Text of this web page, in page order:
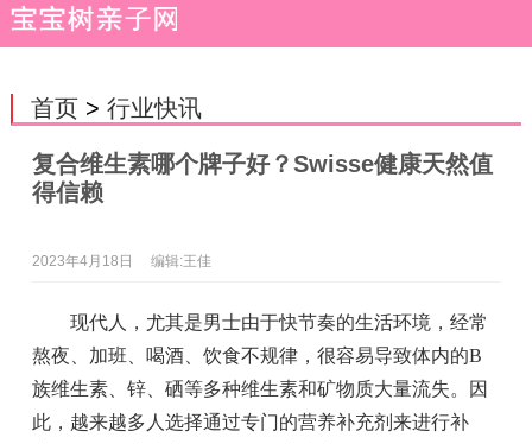
首页> 行业快讯
复合维生素哪个牌子好？Swisse健康天然值
得信赖
2023年4月18日 编辑:王佳
现代人，尤其是男士由于快节奏的生活环境，经常
熬夜、加班、喝酒、饮食不规律，很容易导致体内的B
族维生素、锌、硒等多种维生素和矿物质大量流失。因
此，越来越多人选择通过专门的营养补充剂来进行补